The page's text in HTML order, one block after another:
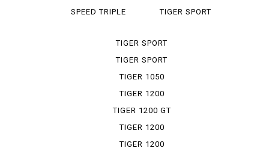
SPEED TRIPLE
EXPLORER XR
TIGER SPORT
TIGER SPORT
660
TIGER SPORT
800
TIGER 1050
TIGER 1200
TIGER 1200 GT
PRO
TIGER 1200
RALLY
TIGER 1200